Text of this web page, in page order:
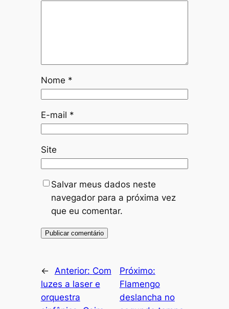
Nome *
E-mail *
Site
Salvar meus dados neste
navegador para a próxima vez
que eu comentar.
← Anterior: Com
luzes a laser e
orquestra
Próximo:
Flamengo
deslancha no